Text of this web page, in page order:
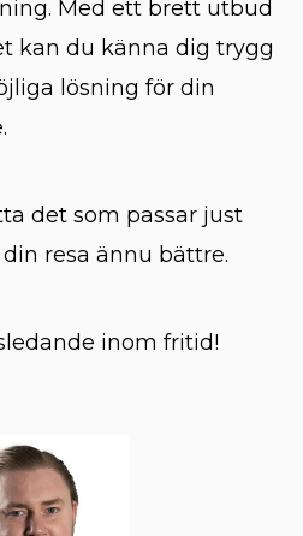
Med ett brett utbud
kan du känna dig trygg
lösning för din
det som passar just
resa ännu bättre.
inom fritid!